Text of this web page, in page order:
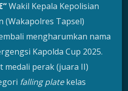
Wakil Kepala Kepolisian
(Wakapolres Tapsel)
mengharumkan nama
Kapolda Cup 2025.
medali perak (juara II)
falling platekelas